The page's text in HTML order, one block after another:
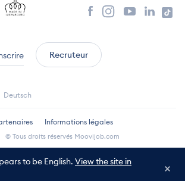
Recruteur
Deutsch
Informations légales
© Tous droits réservés Moovijob.com
to be English. View the site in
×